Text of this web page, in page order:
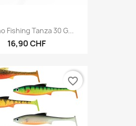
Fishing Tanza 30 G...
16,90 CHF
favorite_border